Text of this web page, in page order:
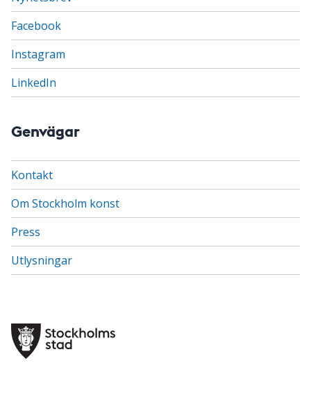
Facebook
Instagram
LinkedIn
Genvägar
Kontakt
Om Stockholm konst
Press
Utlysningar